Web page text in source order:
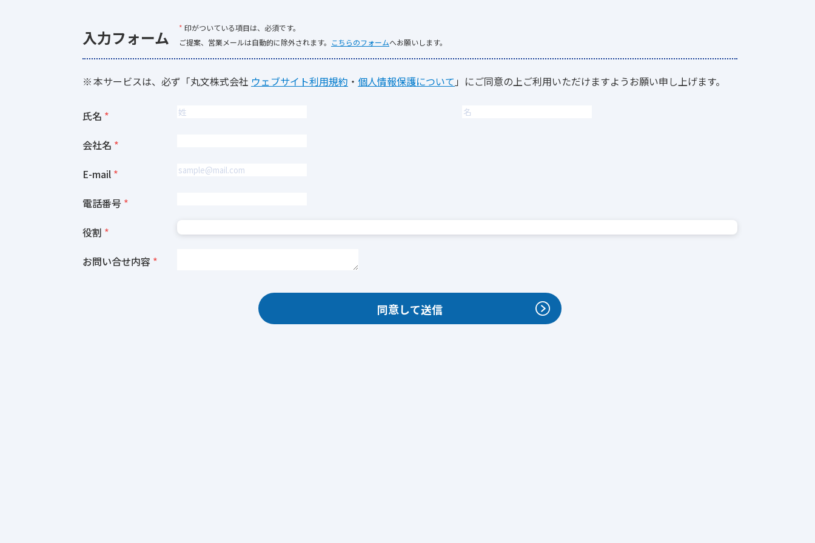
入力フォーム * 印がついている項目は、必須です。
ご提案、営業メールは自動的に除外されます。 こちらのフォームへお願いします。
本サービスは、必ず「丸文株式会社 ウェブサイト利用規約 ・ 個人情報保護について 」にご同意の上ご利用いただけますようお願い申し上げます。
氏名
会社名
E-mail
電話番号
役割
お問い合せ内容